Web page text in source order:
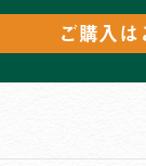
ご購入